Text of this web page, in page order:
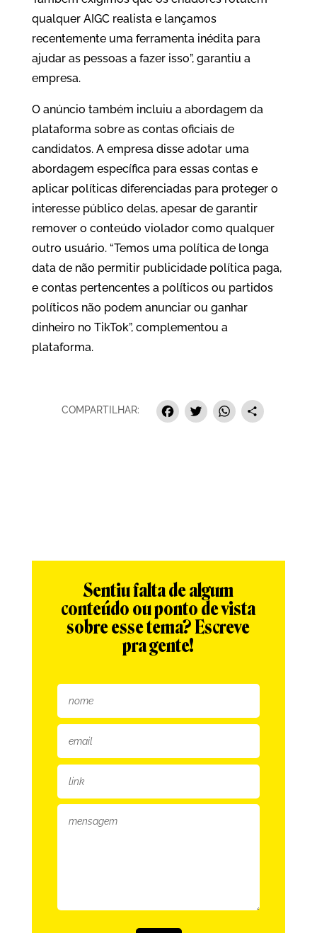
qualquer AIGC realista e lançamos
recentemente uma ferramenta inédita para
ajudar as pessoas a fazer isso”, garantiu a
empresa.
O anúncio também incluiu a abordagem da
plataforma sobre as contas oficiais de
candidatos. A empresa disse adotar uma
abordagem específica para essas contas e
aplicar políticas diferenciadas para proteger o
interesse público delas, apesar de garantir
remover o conteúdo violador como qualquer
outro usuário. “Temos uma política de longa
data de não permitir publicidade política paga,
e contas pertencentes a políticos ou partidos
políticos não podem anunciar ou ganhar
dinheiro no TikTok”, complementou a
plataforma.
COMPARTILHAR: Facebook
Twitter
Sentiu falta de algum
conteúdo ou ponto de vista
sobre esse tema? Escreve
pra gente!